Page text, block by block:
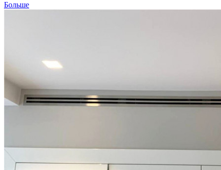
Больше